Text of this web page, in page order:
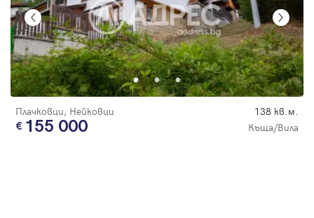
Плачковци, Нейковци 138 кв.м.
155 000 Къща/Вила